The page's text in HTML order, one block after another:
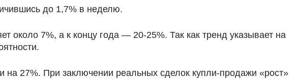
до 1,7% в неделю.
около 7%, а к концу года — 20-25%. Так как тренд указывает на
27%. При заключении реальных сделок купли-продажи «рост»